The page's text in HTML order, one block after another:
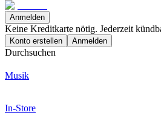
Anmelden
Keine Kreditkarte nötig. Jederzeit
Konto erstellen Anmelden
Durchsuchen
Musik
In-Store